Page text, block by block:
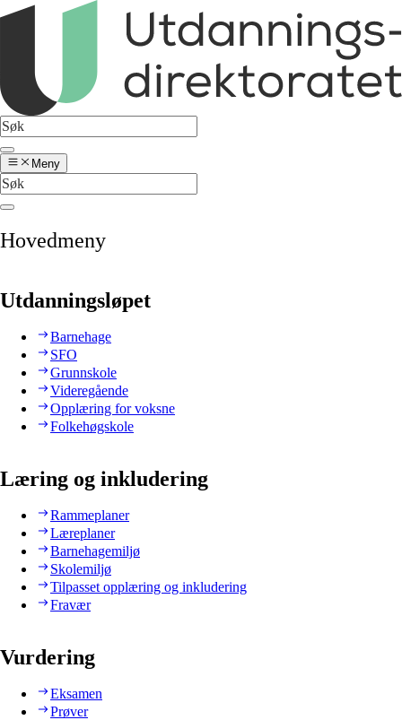
Meny
Hovedmeny
Utdanningsløpet
Barnehage
SFO
Grunnskole
Videregående
Opplæring for voksne
Folkehøgskole
Læring og inkludering
Rammeplaner
Læreplaner
Barnehagemiljø
Skolemiljø
Tilpasset opplæring og inkludering
Fravær
Vurdering
Eksamen
Prøver